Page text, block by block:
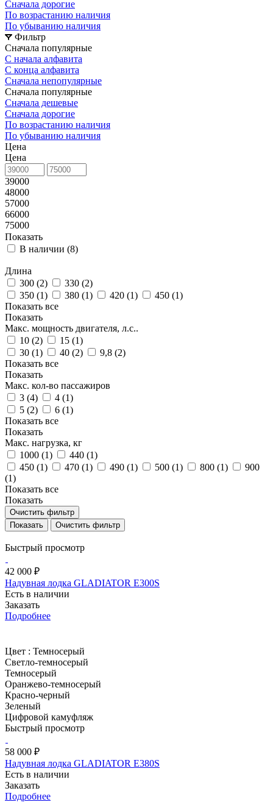
Сначала дорогие
По возрастанию наличия
По убыванию наличия
Фильтр
Сначала популярные
С начала алфавита
С конца алфавита
Сначала непопулярные
Сначала популярные
Сначала дешевые
Сначала дорогие
По возрастанию наличия
По убыванию наличия
Цена
Цена
39000
48000
57000
66000
75000
Показать
В наличии (8)
Длина
300 (2) 330 (2)
350 (1) 380 (1) 420 (1) 450 (1)
Показать все
Показать
Макс. мощность двигателя, л.с..
10 (2) 15 (1)
30 (1) 40 (2) 9,8 (2)
Показать все
Показать
Макс. кол‑во пассажиров
3 (4) 4 (1)
5 (2) 6 (1)
Показать все
Показать
Макс. нагрузка, кг
1000 (1) 440 (1)
450 (1) 470 (1) 490 (1) 500 (1) 800 (1)
900
(1)
Показать все
Показать
Очистить фильтр
Очистить фильтр
Быстрый просмотр
42 000 ₽
Надувная лодка GLADIATOR E300S
Есть в наличии
Заказать
Подробнее
Цвет : Темносерый
Светло-темносерый
Темносерый
Оранжево-темносерый
Красно-черный
Зеленый
Цифровой камуфляж
Быстрый просмотр
58 000 ₽
Надувная лодка GLADIATOR E380S
Есть в наличии
Заказать
Подробнее